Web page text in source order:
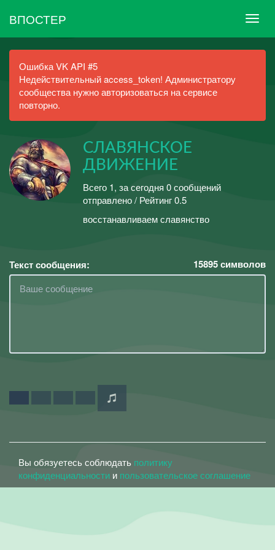
ВПОСТЕР
Ошибка VK API #5
Недействительный access_token! Администратору
сообщества нужно авторизоваться на сервисе
повторно.
СЛАВЯНСКОЕ
ДВИЖЕНИЕ
Всего 1, за сегодня 0 сообщений
отправлено / Рейтинг 0.5
восстанавливаем славянство
Текст сообщения: 15895символов
Вы обязуетесь соблюдать политику
конфиденциальности и пользовательское соглашение